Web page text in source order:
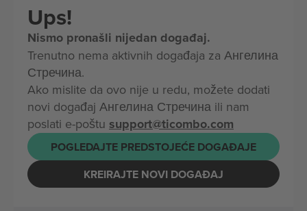
Ups!
Nismo pronašli nijedan događaj.
Trenutno nema aktivnih događaja za Ангелина
Стречина.
Ako mislite da ovo nije u redu, možete dodati
novi događaj Ангелина Стречина ili nam
poslati e-poštu support@ticombo.com
POGLEDAJTE PREDSTOJEĆE DOGAĐAJE
KREIRAJTE NOVI DOGAĐAJ